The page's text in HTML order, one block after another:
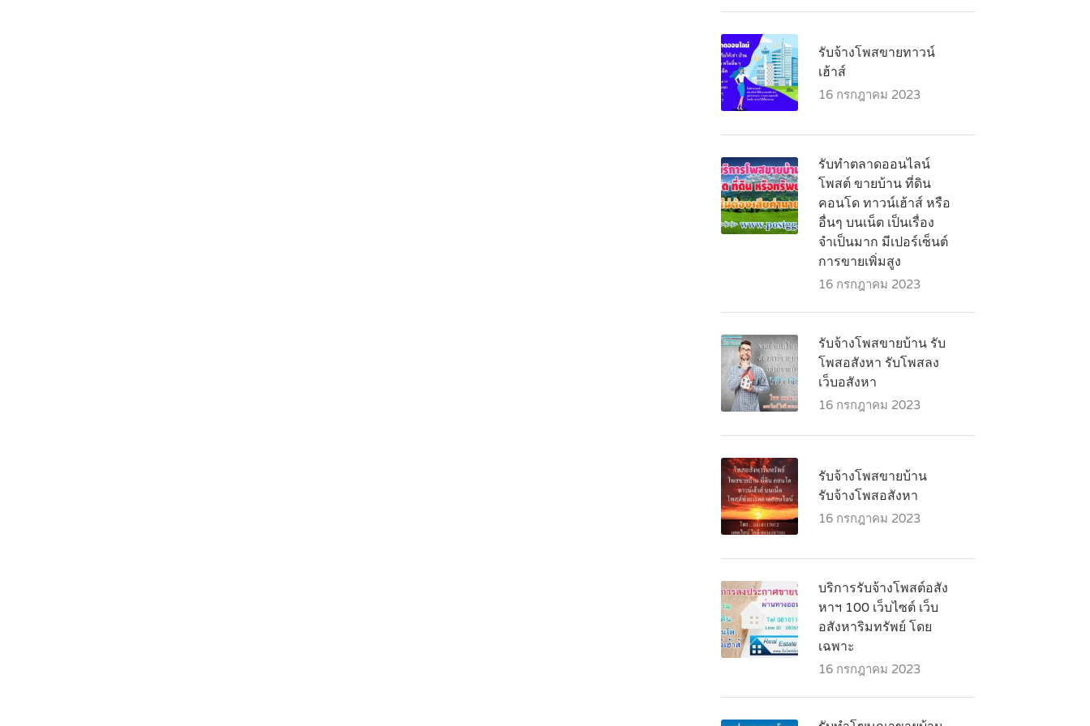
รับจ้างโพสขายทาวน์
เฮ้าส์
16 กรกฎาคม 2023
รับทำตลาดออนไลน์
โพสต์ ขายบ้าน ที่ดิน
คอนโด ทาวน์เฮ้าส์ หรือ
อื่นๆ บนเน็ต เป็นเรื่อง
จำเป็นมาก มีเปอร์เซ็นต์
การขายเพิ่มสูง
16 กรกฎาคม 2023
รับจ้างโพสขายบ้าน รับ
โพสอสังหา รับโพสลง
เว็บอสังหา
16 กรกฎาคม 2023
รับจ้างโพสขายบ้าน
รับจ้างโพสอสังหา
16 กรกฎาคม 2023
บริการรับจ้างโพสต์อสัง
หาฯ 100 เว็บไซต์ เว็บ
อสังหาริมทรัพย์ โดย
เฉพาะ
16 กรกฎาคม 2023